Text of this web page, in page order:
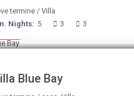
termine / Villa
Nights: 5 3 3
Blue Bay